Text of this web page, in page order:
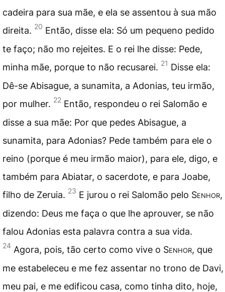
cadeira para sua mãe, e ela se assentou à sua mão
direita. 20 Então, disse ela: Só um pequeno pedido
te faço; não mo rejeites. E o rei lhe disse: Pede,
minha mãe, porque to não recusarei. 21 Disse ela:
Dê-se Abisague, a sunamita, a Adonias, teu irmão,
por mulher. 22 Então, respondeu o rei Salomão e
disse a sua mãe: Por que pedes Abisague, a
sunamita, para Adonias? Pede também para ele o
reino (porque é meu irmão maior), para ele, digo, e
também para Abiatar, o sacerdote, e para Joabe,
filho de Zeruia. 23 E jurou o rei Salomão pelo Senhor,
dizendo: Deus me faça o que lhe aprouver, se não
falou Adonias esta palavra contra a sua vida.
24 Agora, pois, tão certo como vive o Senhor, que
me estabeleceu e me fez assentar no trono de Davi,
meu pai, e me edificou casa, como tinha dito, hoje,